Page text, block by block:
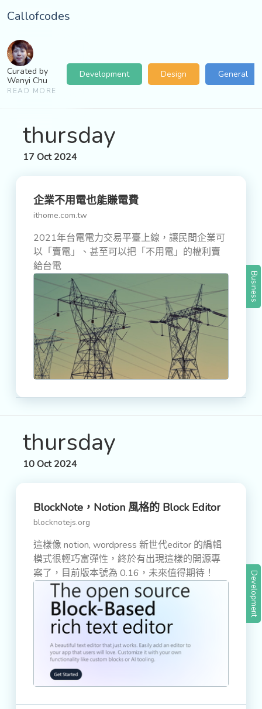
Callofcodes
Curated by
Wenyi Chu
READ MORE
Development Design General
thursday
17 Oct 2024
企業不用電也能賺電費
ithome.com.tw
2021年台電電力交易平臺上線，讓民間企業可
以「賣電」、甚至可以把「不用電」的權利賣
給台電
Business
thursday
10 Oct 2024
BlockNote，notion 風格的 Block Editor
blocknotejs.org
這樣像 notion, wordpress 新世代editor 的編輯
模式很輕巧富彈性，終於有出現這樣的開源專
案了，目前版本號為 0.16，未來值得期待！
Development